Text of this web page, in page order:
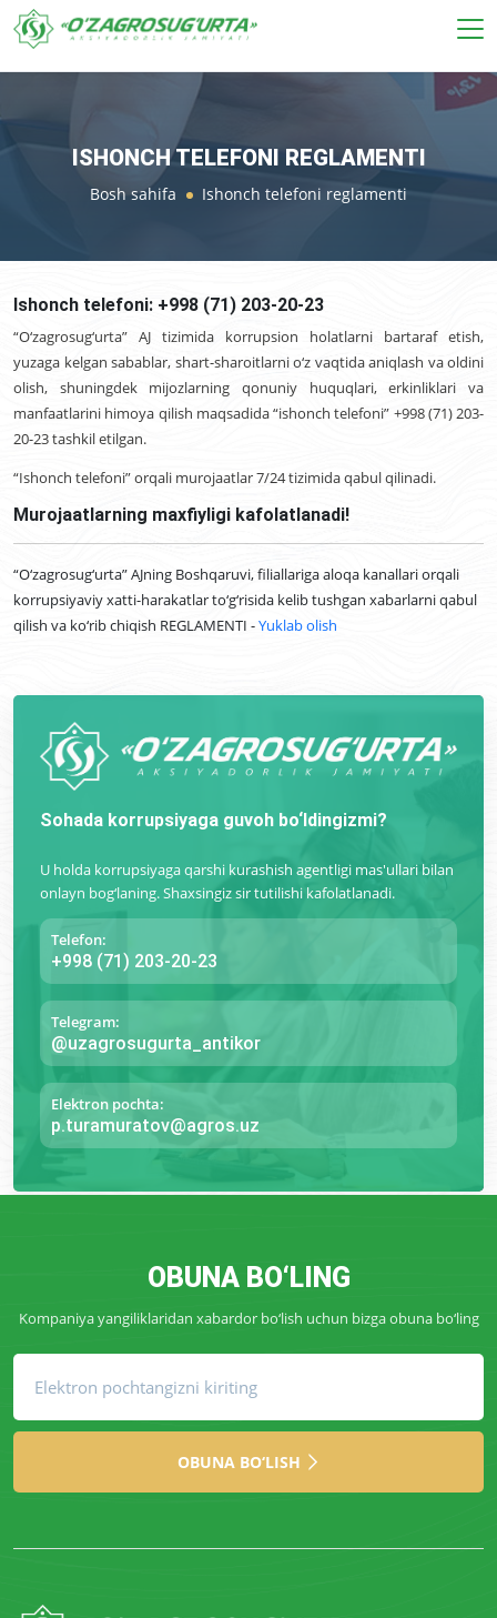
ISHONCH TELEFONI REGLAMENTI
Bosh sahifa Ishonch telefoni reglamenti
Ishonch telefoni: +998 (71) 203-20-23
“O‘zagrosug‘urta” AJ tizimida korrupsion holatlarni bartaraf etish,
yuzaga kelgan sabablar, shart-sharoitlarni o‘z vaqtida aniqlash va oldini
olish, shuningdek mijozlarning qonuniy huquqlari, erkinliklari va
manfaatlarini himoya qilish maqsadida “ishonch telefoni” +998 (71) 203-
20-23 tashkil etilgan.
“Ishonch telefoni” orqali murojaatlar 7/24 tizimida qabul qilinadi.
Murojaatlarning maxfiyligi kafolatlanadi!
“O‘zagrosug‘urta” AJning Boshqaruvi, filiallariga aloqa kanallari orqali
korrupsiyaviy xatti-harakatlar to‘g‘risida kelib tushgan xabarlarni qabul
qilish va ko‘rib chiqish RЕGLAMЕNTI -Yuklab olish
Sohada korrupsiyaga guvoh bo‘ldingizmi?
U holda korrupsiyaga qarshi kurashish agentligi mas'ullari bilan
onlayn bog‘laning. Shaxsingiz sir tutilishi kafolatlanadi.
Telefon:
+998 (71) 203-20-23
Telegram:
@uzagrosugurta_antikor
Elektron pochta:
p.turamuratov@agros.uz
OBUNA BO‘LING
Kompaniya yangiliklaridan xabardor bo‘lish uchun bizga obuna bo‘ling
OBUNA BO‘LISH